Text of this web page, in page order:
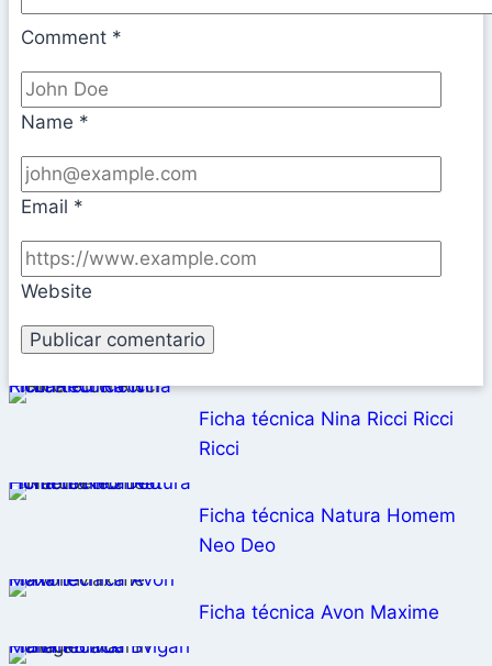
Comment *
Name *
Email *
Website
Ficha técnica Nina Ricci Ricci Ricci
Ficha técnica Nina Ricci Ricci
Ricci
Ficha técnica Natura Homem Neo Deo
Ficha técnica Natura Homem
Neo Deo
Ficha técnica Avon Maxime
Ficha técnica Avon Maxime
Ficha técnica Bvlgari Man In Black